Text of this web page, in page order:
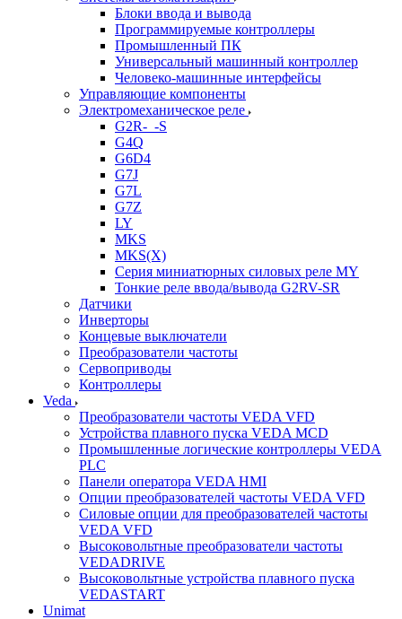
Блоки ввода и вывода
Программируемые контроллеры
Промышленный ПК
Универсальный машинный контроллер
Человеко-машинные интерфейсы
Управляющие компоненты
Электромеханическое реле
G2R-_-S
G4Q
G6D4
G7J
G7L
G7Z
LY
MKS
MKS(X)
Серия миниатюрных силовых реле MY
Тонкие реле ввода/вывода G2RV-SR
Датчики
Инверторы
Концевые выключатели
Преобразователи частоты
Сервоприводы
Контроллеры
Veda
Преобразователи частоты VEDA VFD
Устройства плавного пуска VEDA MCD
Промышленные логические контроллеры VEDA
PLC
Панели оператора VEDA HMI
Опции преобразователей частоты VEDA VFD
Силовые опции для преобразователей частоты
VEDA VFD
Высоковольтные преобразователи частоты
VEDADRIVE
Высоковольтные устройства плавного пуска
VEDASTART
Unimat